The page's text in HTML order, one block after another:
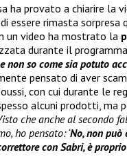
ha provato a chiarire la
essere rimasta sorpresa
un video ha mostrato la
durante il
non so come sia potuto
pensato di aver
con cui durante le
alcuni prodotti, ma
che anche al secondo
ho pensato: ‘No, non può
con Sabri, è